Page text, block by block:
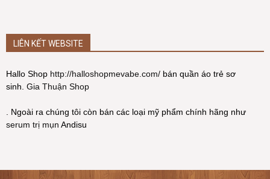
LIÊN KẾT WEBSITE
Hallo Shop http://halloshopmevabe.com/ bán quần áo trẻ sơ
sinh. Gia Thuận Shop
. Ngoài ra chúng tôi còn bán các loại mỹ phẩm chính hãng như
serum trị mụn Andisu